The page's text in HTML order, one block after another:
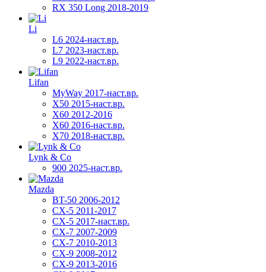
RX 350 Long 2018-2019
Li
L6 2024-наст.вр.
L7 2023-наст.вр.
L9 2022-наст.вр.
Lifan
MyWay 2017-наст.вр.
X50 2015-наст.вр.
X60 2012-2016
X60 2016-наст.вр.
X70 2018-наст.вр.
Lynk & Co
900 2025-наст.вр.
Mazda
BT-50 2006-2012
CX-5 2011-2017
CX-5 2017-наст.вр.
CX-7 2007-2009
CX-7 2010-2013
CX-9 2008-2012
CX-9 2013-2016